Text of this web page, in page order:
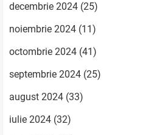
decembrie 2024 (25)
noiembrie 2024 (11)
octombrie 2024 (41)
septembrie 2024 (25)
august 2024 (33)
iulie 2024 (32)